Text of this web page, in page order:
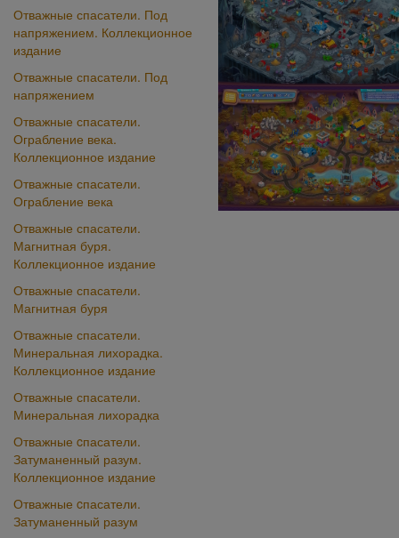
Отважные спасатели. Под
напряжением. Коллекционное
издание
Отважные спасатели. Под
напряжением
Отважные спасатели.
Ограбление века.
Коллекционное издание
Отважные спасатели.
Ограбление века
Отважные спасатели.
Магнитная буря.
Коллекционное издание
Отважные спасатели.
Магнитная буря
Отважные спасатели.
Минеральная лихорадка.
Коллекционное издание
Отважные спасатели.
Минеральная лихорадка
Отважные cпасатели.
Затуманенный разум.
Коллекционное издание
Отважные cпасатели.
Затуманенный разум